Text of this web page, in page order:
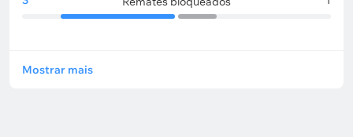
Mostrar mais